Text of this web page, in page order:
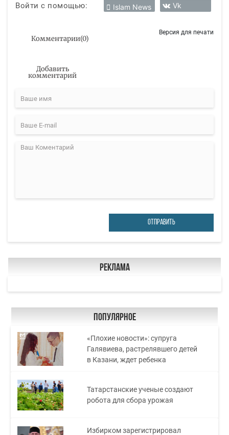
Войти с помощью: Islam News Vk
Комментарии(0)
Версия для печати
Добавить
комментарий
ОТПРАВИТЬ
Реклама
Популярное
«Плохие новости»: супруга
Галявиева, растрелявшего детей
в Казани, ждет ребенка
Татарстанские ученые создают
робота для сбора урожая
Избирком зарегистрировал